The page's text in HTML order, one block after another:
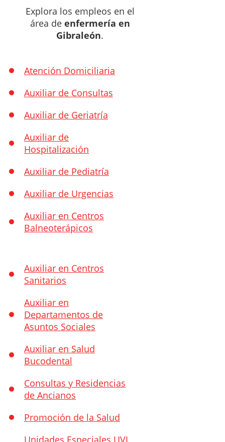
Explora los empleos en el
área de enfermería en
Gibraleón.
Atención Domiciliaria
Auxiliar de Consultas
Auxiliar de Geriatría
Auxiliar de
Hospitalización
Auxiliar de Pediatría
Auxiliar de Urgencias
Auxiliar en Centros
Balneoterápicos
Auxiliar en Centros
Sanitarios
Auxiliar en
Departamentos de
Asuntos Sociales
Auxiliar en Salud
Bucodental
Consultas y Residencias
de Ancianos
Promoción de la Salud